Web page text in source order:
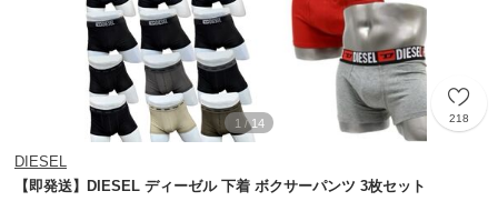
1 / 14 218
DIESEL
【即発送】DIESEL ディーゼル 下着 ボクサーパンツ 3枚セット